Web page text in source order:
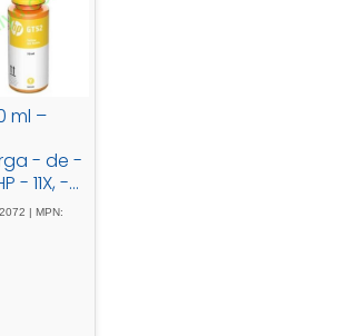
ml –
- de -
- 11X, -
- GT -
- Tank -
-
-
| MPN: